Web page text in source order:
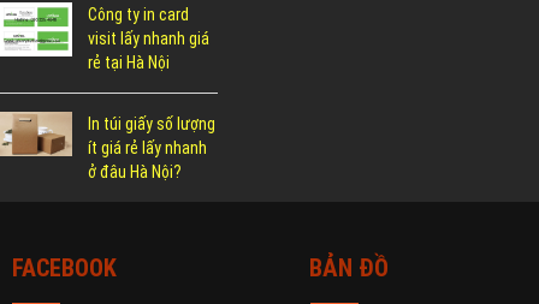
Công ty in card
visit lấy nhanh giá
rẻ tại Hà Nội
In túi giấy số lượng
ít giá rẻ lấy nhanh
ở đâu Hà Nội?
FACEBOOK BẢN ĐỒ